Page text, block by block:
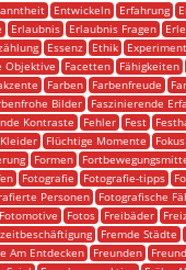
Entwickeln Erfahrung
Erlaubnis Erlaubnis Fragen
Essenz Ethik
Objektive
Facetten Fähigkeiten
Farben Farbenfreude
Bilder
Faszinierende
Kontraste
Fehler Fest
Flüchtige Momente Fokus
Formen
Fotografie Fotografie-tipps
Personen
Fotografische
Fotomotive
Fotos Freibäder
Fremde Städte
Am Entdecken
Freunden